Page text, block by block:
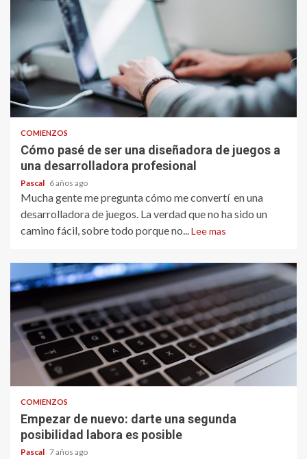
COMIENZOS
Cómo pasé de ser una diseñadora de juegos a
una desarrolladora profesional
Pascal 6 años ago
Mucha gente me pregunta cómo me convertí en una
desarrolladora de juegos. La verdad que no ha sido un
camino fácil, sobre todo porque no...Lee mas
COMIENZOS
Empezar de nuevo: darte una segunda
posibilidad labora es posible
Pascal 7 años ago